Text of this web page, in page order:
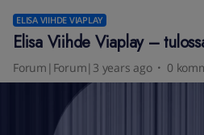
ELISA VIIHDE VIAPLAY
Elisa Viihde Viaplay –
Forum|Forum|3 years ago 0